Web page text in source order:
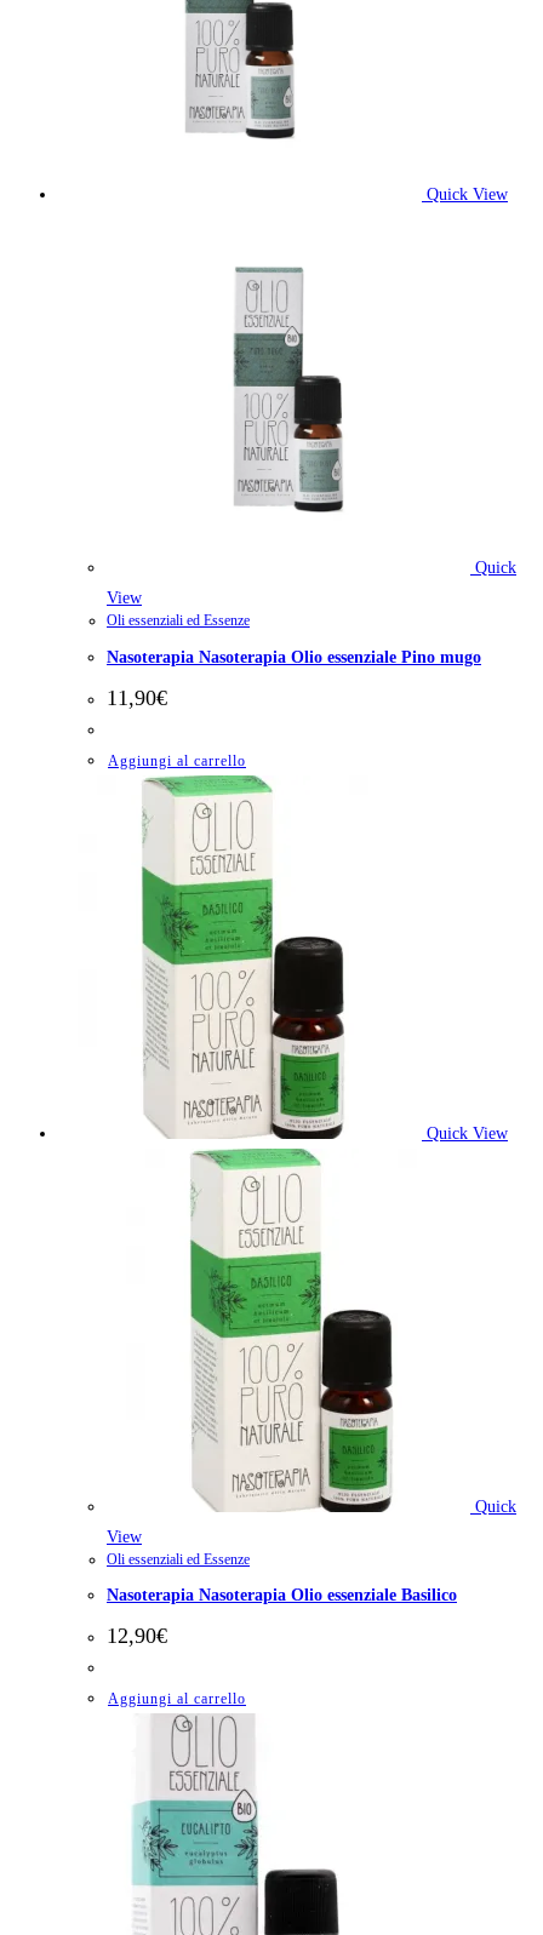
Quick View
Quick
View
Oli essenziali ed Essenze
Nasoterapia Nasoterapia Olio essenziale Pino mugo
11,90€
Aggiungi al carrello
Quick View
Quick
View
Oli essenziali ed Essenze
Nasoterapia Nasoterapia Olio essenziale Basilico
12,90€
Aggiungi al carrello